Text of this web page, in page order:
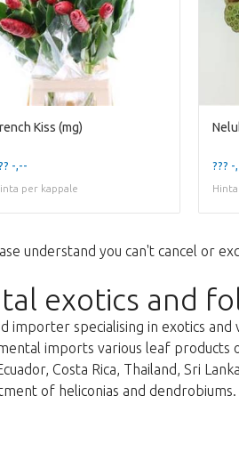
Kiss (mg)
-,--
per kappale
??? -
understand you can't cancel or
exotics and
importer specialising in exotics
imports various leaf products
Costa Rica, Thailand, Sri
of heliconias and dendrobiums.